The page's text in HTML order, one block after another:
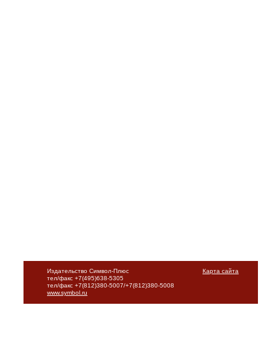
Карта сайта
Издательство Символ-Плюс
тел/факс +7(495)638-5305
тел/факс +7(812)380-5007/+7(812)380-5008
www.symbol.ru